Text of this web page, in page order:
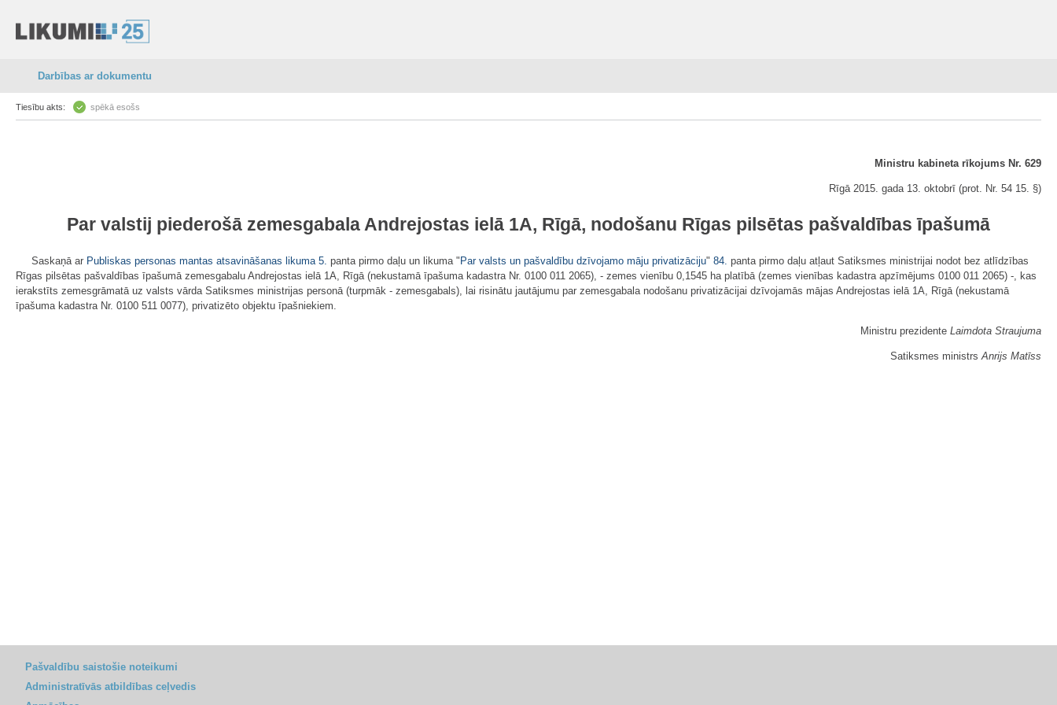
Darbības ar dokumentu
Tiesību akts: spēkā esošs
Ministru kabineta rīkojums Nr. 629
Rīgā 2015. gada 13. oktobrī (prot. Nr. 54 15. §)
Par valstij piederošā zemesgabala Andrejostas ielā 1A, Rīgā, nodošanu Rīgas pilsētas pašvaldības īpašumā
Saskaņā ar Publiskas personas mantas atsavināšanas likuma 5. panta pirmo daļu un likuma " Par valsts un pašvaldību dzīvojamo māju privatizāciju" 84. panta pirmo daļu atļaut Satiksmes ministrijai nodot bez atlīdzības
Rīgas pilsētas pašvaldības īpašumā zemesgabalu Andrejostas ielā 1A, Rīgā (nekustamā īpašuma kadastra Nr. 0100 011 2065), - zemes vienību 0,1545 ha platībā (zemes vienības kadastra apzīmējums 0100 011 2065) -, kas
ierakstīts zemesgrāmatā uz valsts vārda Satiksmes ministrijas personā (turpmāk - zemesgabals), lai risinātu jautājumu par zemesgabala nodošanu privatizācijai dzīvojamās mājas Andrejostas ielā 1A, Rīgā (nekustamā
īpašuma kadastra Nr. 0100 511 0077), privatizēto objektu īpašniekiem.
Ministru prezidente Laimdota Straujuma
Satiksmes ministrsAnrijs Matīss
Pašvaldību saistošie noteikumi
Administratīvās atbildības ceļvedis